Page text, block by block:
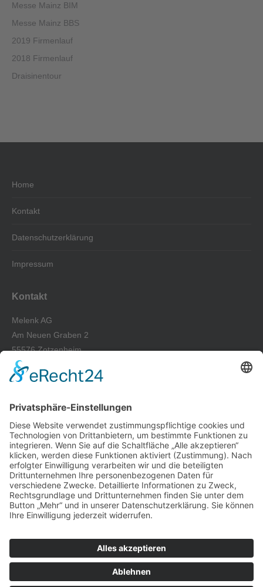
Messe Mainz BIM
Messe Mainz BBS
2019 Firmenlauf
2018 Firmenlauf
Draisinentour
Home
Kontakt
Datenschutzerklärung
Impressum
Kontakt
Melenk AG
Am Neuen Graben 2
55576 Zotzenheim
Tel.: +49 67 01-93 39-0
Fax: +49 67 01-93 39-50
Wir freuen uns auf Sie
Kontaktieren Sie uns jederzeit gern per Telefon, Email oder
Kontaktformular für ein persönliches Gespräch oder ein
individuelles Angebot und lernen Sie auch unseren freundlichen
und kundenorientierten Service kennen.